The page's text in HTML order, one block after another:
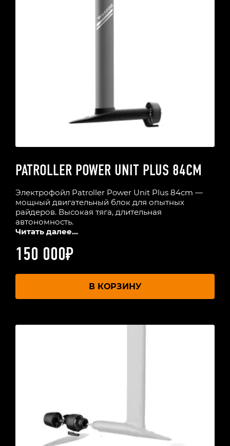
PATROLLER POWER UNIT PLUS 84CM
Электрофойл Patroller Power Unit Plus 84cm —
мощный двигательный блок для опытных
райдеров. Высокая тяга, длительная
автономность.
Читать далее...
150 000₽
В КОРЗИНУ